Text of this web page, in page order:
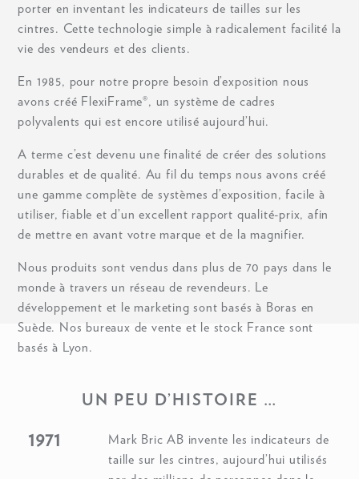
porter en inventant les indicateurs de tailles sur les
cintres. Cette technologie simple à radicalement facilité la
vie des vendeurs et des clients.
En 1985, pour notre propre besoin d’exposition nous
avons créé FlexiFrame®, un système de cadres
polyvalents qui est encore utilisé aujourd’hui.
A terme c’est devenu une finalité de créer des solutions
durables et de qualité. Au fil du temps nous avons créé
une gamme complète de systèmes d’exposition, facile à
utiliser, fiable et d’un excellent rapport qualité-prix, afin
de mettre en avant votre marque et de la magnifier.
Nous produits sont vendus dans plus de 70 pays dans le
monde à travers un réseau de revendeurs. Le
développement et le marketing sont basés à Boras en
Suède. Nos bureaux de vente et le stock France sont
basés à Lyon.
UN PEU D’HISTOIRE …
1971
Mark Bric AB invente les indicateurs de
taille sur les cintres, aujourd’hui utilisés